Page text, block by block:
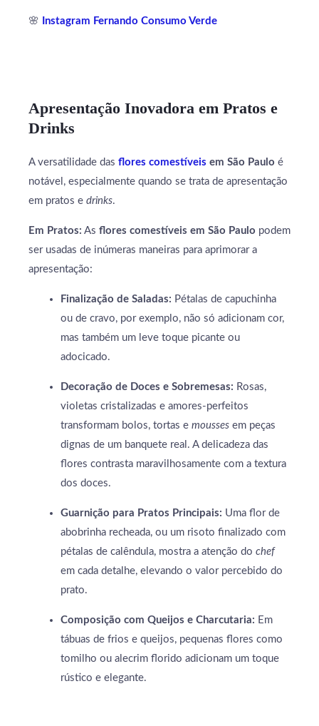
🌸 Instagram Fernando Consumo Verde
Apresentação Inovadora em Pratos e
Drinks
A versatilidade das flores comestíveis em São Paulo é
notável, especialmente quando se trata de apresentação
em pratos e drinks.
Em Pratos: As flores comestíveis em São Paulo podem
ser usadas de inúmeras maneiras para aprimorar a
apresentação:
Finalização de Saladas: Pétalas de capuchinha
ou de cravo, por exemplo, não só adicionam cor,
mas também um leve toque picante ou
adocicado.
Decoração de Doces e Sobremesas: Rosas,
violetas cristalizadas e amores-perfeitos
transformam bolos, tortas e mousses em peças
dignas de um banquete real. A delicadeza das
flores contrasta maravilhosamente com a textura
dos doces.
Guarnição para Pratos Principais: Uma flor de
abobrinha recheada, ou um risoto finalizado com
pétalas de calêndula, mostra a atenção do chef
em cada detalhe, elevando o valor percebido do
prato.
Composição com Queijos e Charcutaria: Em
tábuas de frios e queijos, pequenas flores como
tomilho ou alecrim florido adicionam um toque
rústico e elegante.